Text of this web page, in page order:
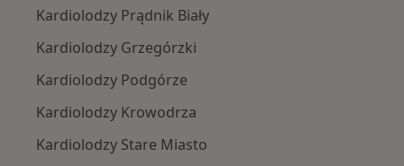
Kardiolodzy Prądnik Biały
Kardiolodzy Grzegórzki
Kardiolodzy Podgórze
Kardiolodzy Krowodrza
Kardiolodzy Stare Miasto